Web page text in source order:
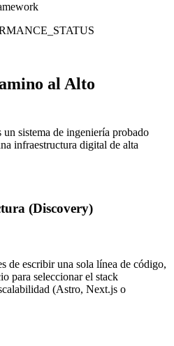
al Alto
sistema de ingeniería probado
infraestructura digital de alta
(Discovery)
de escribir una sola línea de código,
para seleccionar el stack
(Astro, Next.js o